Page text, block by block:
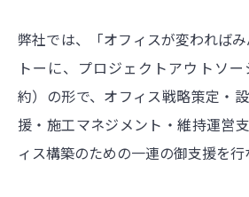
弊社では、「オフィスが変われば
トーに、プロジェクトアウトソ
約）の形で、オフィス戦略策定・
援・施工マネジメント・維持運営
ィス構築のための一連の御支援を行